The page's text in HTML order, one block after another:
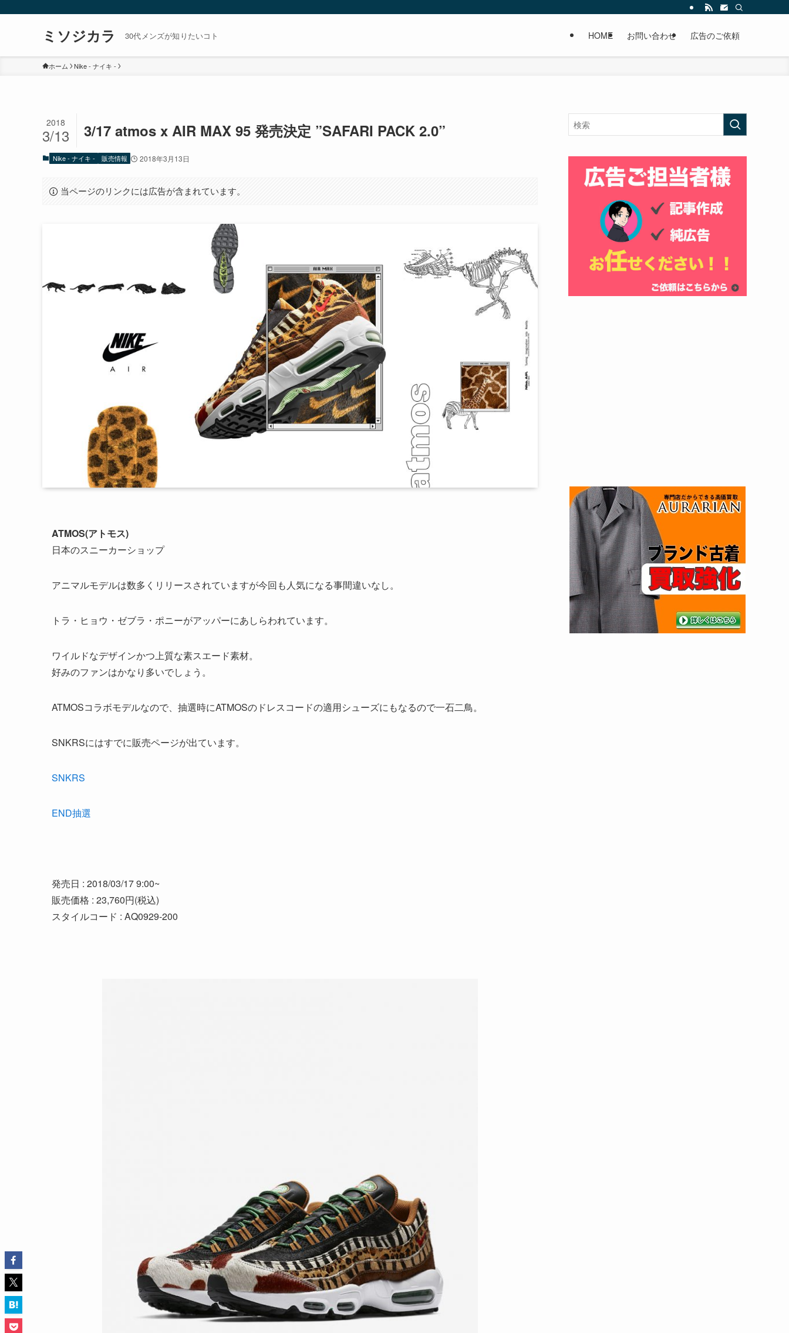
ミソジカラ 30代メンズが知りたいコト HOME お問い合わせ 広告のご依頼
ホーム Nike - ナイキ -
3/17 atmos x AIR MAX 95 発売決定 ”SAFARI PACK 2.0”
2018
3/13
Nike - ナイキ - 販売情報 2018年3月13日
当ページのリンクには広告が含まれています。
ATMOS(アトモス)
日本のスニーカーショップ
アニマルモデルは数多くリリースされていますが今回も人気になる事間違いなし。
トラ・ヒョウ・ゼブラ・ポニーがアッパーにあしらわれています。
ワイルドなデザインかつ上質な素スエード素材。
好みのファンはかなり多いでしょう。
ATMOSコラボモデルなので、抽選時にATMOSのドレスコードの適用シューズにもなるので一石二鳥。
SNKRSにはすでに販売ページが出ています。
SNKRS
END抽選
発売日 : 2018/03/17 9:00~
販売価格 : 23,760円(税込)
スタイルコード : AQ0929-200